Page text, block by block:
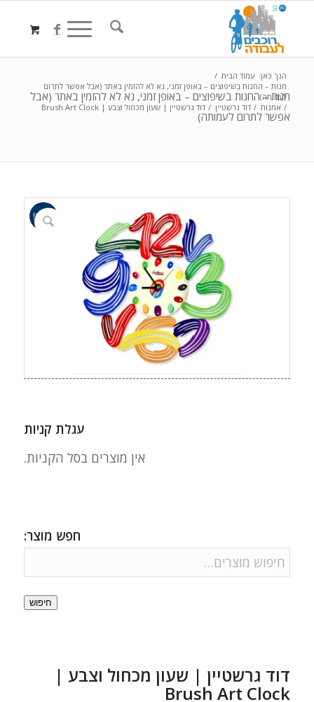
חנות – החנות בשיפוצים – באופן זמני, נא לא להזמין באתר (אבל
אפשר לתרום לעמותה)
הנך כאן: עמוד הבית /
חנות – החנות בשיפוצים – באופן זמני, נא לא להזמין באתר (אבל אפשר לתרום
לעמותה)
/ אמנות / דוד גרשטיין / דוד גרשטיין | שעון מכחול וצבע | Brush Art Clock
מבצע!
עגלת קניות
אין מוצרים בסל הקניות.
חפש מוצר:
חיפוש
דוד גרשטיין | שעון מכחול וצבע |
Brush Art Clock